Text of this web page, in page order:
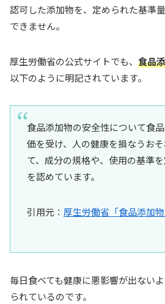
認可した添加物を、定められた基準
できません。
厚生労働省の公式サイトでも、 食品
以下のように明記されています。
食品添加物の安全性について食
価を受け、人の健康を損なうお
て、成分の規格や、使用の基準
を認めています。
引用元： 厚生労働省「食品添加物
毎日食べても健康に悪影響が出ないよ
られているのです。